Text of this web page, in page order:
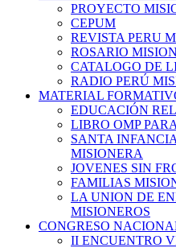
PROYECTO
CEPUM
REVISTA PERU
ROSARIO
CATALOGO DE
RADIO PERÚ
MATERIAL
EDUCACIÓN
LIBRO OMP
SANTA
MISIONERA
JOVENES SIN
FAMILIAS
LA UNION DE
MISIONEROS
CONGRESO
II ENCUENTRO